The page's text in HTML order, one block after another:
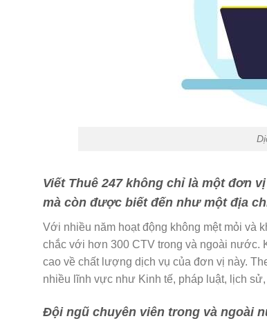
Viết Thuê 247 không chỉ là một đơn
mà còn được biết đến như một địa
Với nhiều năm hoạt động không mệt mỏi và
chắc với hơn 300 CTV trong và ngoài nước.
cao về chất lượng dịch vụ của đơn vị này.
nhiều lĩnh vực như Kinh tế, pháp luật, lịch
Đội ngũ chuyên viên trong và ngoài